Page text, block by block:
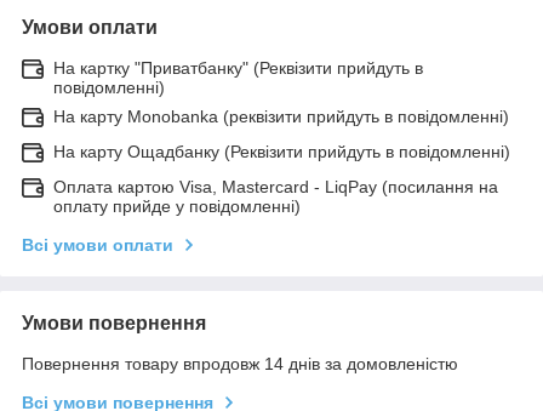
Умови оплати
На картку "Приватбанку" (Реквізити прийдуть в
повідомленні)
На карту Monobanka (реквізити прийдуть в повідомленні)
На карту Ощадбанку (Реквізити прийдуть в повідомленні)
Оплата картою Visa, Mastercard - LiqPay (посилання на
оплату прийде у повідомленні)
Всі умови оплати
Умови повернення
Повернення товару впродовж 14 днів за домовленістю
Всі умови повернення